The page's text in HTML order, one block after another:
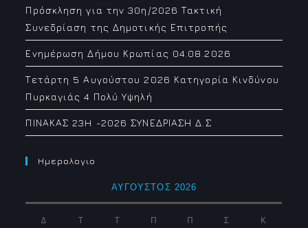
Πρόσκληση για την 30η/2026 Τακτική
Συνεδρίαση της Δημοτικής Επιτροπής
Ενημέρωση Δήμου Κρωπίας 04.08.2026
Τετάρτη 5 Αυγούστου 2026 Κατηγορία Κινδύνου
Πυρκαγιάς 4 Πολύ Υψηλή
ΠΙΝΑΚΑΣ 23H -2026 ΣΥΝΕΔΡΙΑΣΗ Δ.Σ
Ημερολογιο
ΑΎΓΟΥΣΤΟΣ 2026
Δ Τ Τ Π Π Σ Κ